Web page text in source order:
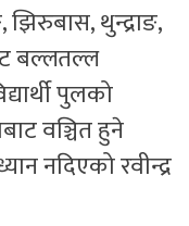
थुन्द्राङ,
बल्लतल्ल
पुलको
वञ्चित हुने
नदिएको रवीन्द्र